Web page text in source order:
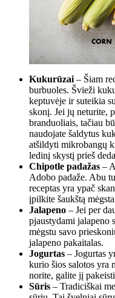
Kukurūzai – Šiam
burbuoles. Švieži
keptuvėje ir suteikia
skonį. Jei jų neturite,
branduoliais, tačiau
naudojate šaldytus
atšildyti mikrobangų
ledinį skystį prieš
Chipotle padažas –
Adobo padaže. Abu
receptas yra ypač
įpilkite šaukštą
Jalapeno – Jei per
pjaustydami jalapeno
mėgstu savo
jalapeno pakaitalas.
Jogurtas – Jogurtas
kurio šios salotos yra
norite, galite jį
Sūris – Tradiciškai